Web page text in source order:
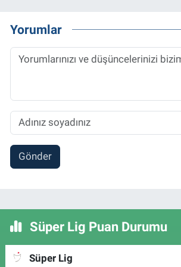
Yorumlar
Gönder
Süper Lig Puan Durumu
Süper Lig